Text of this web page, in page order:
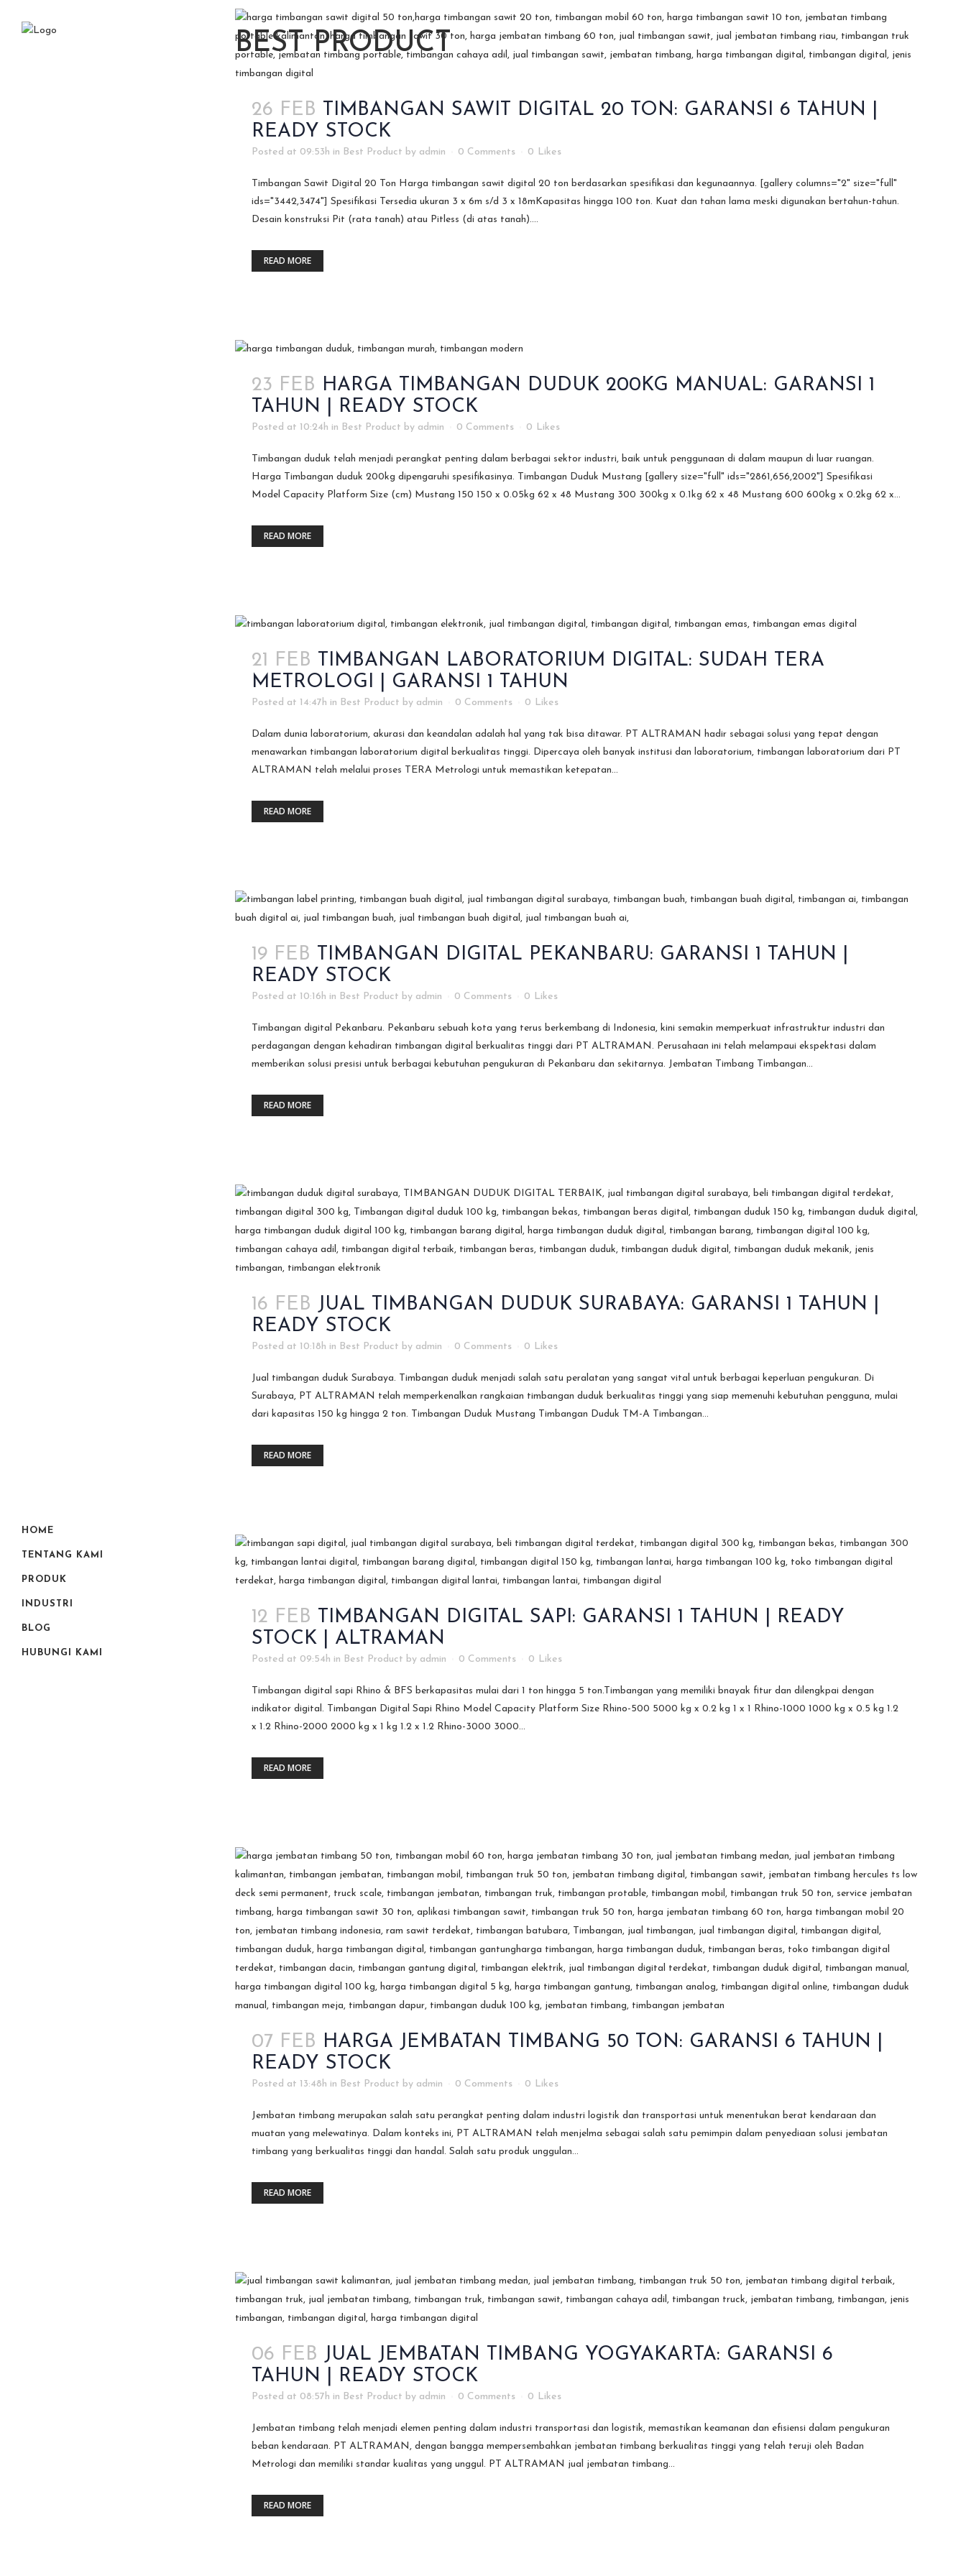
HOME
TENTANG KAMI
PRODUK
INDUSTRI
BLOG
HUBUNGI KAMI
BEST PRODUCT
26 FEB
TIMBANGAN SAWIT DIGITAL 20 TON: GARANSI 6 TAHUN |
READY STOCK
Posted at 09:53h in Best Product by admin 0 Comments 0 Likes
Timbangan Sawit Digital 20 Ton Harga timbangan sawit digital 20 ton berdasarkan spesifikasi dan kegunaannya. [gallery columns="2" size="full"
ids="3442,3474"] Spesifikasi Tersedia ukuran 3 x 6m s/d 3 x 18mKapasitas hingga 100 ton. Kuat dan tahan lama meski digunakan bertahun-tahun.
Desain konstruksi Pit (rata tanah) atau Pitless (di atas tanah)....
READ MORE
23 FEB HARGA TIMBANGAN DUDUK 200KG MANUAL: GARANSI 1
TAHUN | READY STOCK
Posted at 10:24h in Best Product by admin 0 Comments 0 Likes
Timbangan duduk telah menjadi perangkat penting dalam berbagai sektor industri, baik untuk penggunaan di dalam maupun di luar ruangan.
Harga Timbangan duduk 200kg dipengaruhi spesifikasinya. Timbangan Duduk Mustang [gallery size="full" ids="2861,656,2002"] Spesifikasi
Model Capacity Platform Size (cm) Mustang 150 150 x 0.05kg 62 x 48 Mustang 300 300kg x 0.1kg 62 x 48 Mustang 600 600kg x 0.2kg 62 x...
READ MORE
21 FEB
TIMBANGAN LABORATORIUM DIGITAL: SUDAH TERA
METROLOGI | GARANSI 1 TAHUN
Posted at 14:47h in Best Product by admin 0 Comments 0 Likes
Dalam dunia laboratorium, akurasi dan keandalan adalah hal yang tak bisa ditawar. PT ALTRAMAN hadir sebagai solusi yang tepat dengan
menawarkan timbangan laboratorium digital berkualitas tinggi. Dipercaya oleh banyak institusi dan laboratorium, timbangan laboratorium dari PT
ALTRAMAN telah melalui proses TERA Metrologi untuk memastikan ketepatan...
READ MORE
19 FEB
TIMBANGAN DIGITAL PEKANBARU: GARANSI 1 TAHUN |
READY STOCK
Posted at 10:16h in Best Product by admin 0 Comments 0 Likes
Timbangan digital Pekanbaru. Pekanbaru sebuah kota yang terus berkembang di Indonesia, kini semakin memperkuat infrastruktur industri dan
perdagangan dengan kehadiran timbangan digital berkualitas tinggi dari PT ALTRAMAN. Perusahaan ini telah melampaui ekspektasi dalam
memberikan solusi presisi untuk berbagai kebutuhan pengukuran di Pekanbaru dan sekitarnya. Jembatan Timbang Timbangan...
READ MORE
16 FEB JUAL TIMBANGAN DUDUK SURABAYA: GARANSI 1 TAHUN |
READY STOCK
Posted at 10:18h in Best Product by admin 0 Comments 0 Likes
Jual timbangan duduk Surabaya. Timbangan duduk menjadi salah satu peralatan yang sangat vital untuk berbagai keperluan pengukuran. Di
Surabaya, PT ALTRAMAN telah memperkenalkan rangkaian timbangan duduk berkualitas tinggi yang siap memenuhi kebutuhan pengguna, mulai
dari kapasitas 150 kg hingga 2 ton. Timbangan Duduk Mustang Timbangan Duduk TM-A Timbangan...
READ MORE
12 FEB
TIMBANGAN DIGITAL SAPI: GARANSI 1 TAHUN | READY
STOCK | ALTRAMAN
Posted at 09:54h in Best Product by admin 0 Comments 0 Likes
Timbangan digital sapi Rhino & BFS berkapasitas mulai dari 1 ton hingga 5 ton.Timbangan yang memiliki bnayak fitur dan dilengkpai dengan
indikator digital. Timbangan Digital Sapi Rhino Model Capacity Platform Size Rhino-500 5000 kg x 0.2 kg 1 x 1 Rhino-1000 1000 kg x 0.5 kg 1.2
x 1.2 Rhino-2000 2000 kg x 1 kg 1.2 x 1.2 Rhino-3000 3000...
READ MORE
07 FEB HARGA JEMBATAN TIMBANG 50 TON: GARANSI 6 TAHUN |
READY STOCK
Posted at 13:48h in Best Product by admin 0 Comments 0 Likes
Jembatan timbang merupakan salah satu perangkat penting dalam industri logistik dan transportasi untuk menentukan berat kendaraan dan
muatan yang melewatinya. Dalam konteks ini, PT ALTRAMAN telah menjelma sebagai salah satu pemimpin dalam penyediaan solusi jembatan
timbang yang berkualitas tinggi dan handal. Salah satu produk unggulan...
READ MORE
06 FEB JUAL JEMBATAN TIMBANG YOGYAKARTA: GARANSI 6
TAHUN | READY STOCK
Posted at 08:57h in Best Product by admin 0 Comments 0 Likes
Jembatan timbang telah menjadi elemen penting dalam industri transportasi dan logistik, memastikan keamanan dan efisiensi dalam pengukuran
beban kendaraan. PT ALTRAMAN, dengan bangga mempersembahkan jembatan timbang berkualitas tinggi yang telah teruji oleh Badan
Metrologi dan memiliki standar kualitas yang unggul. PT ALTRAMAN jual jembatan timbang...
READ MORE